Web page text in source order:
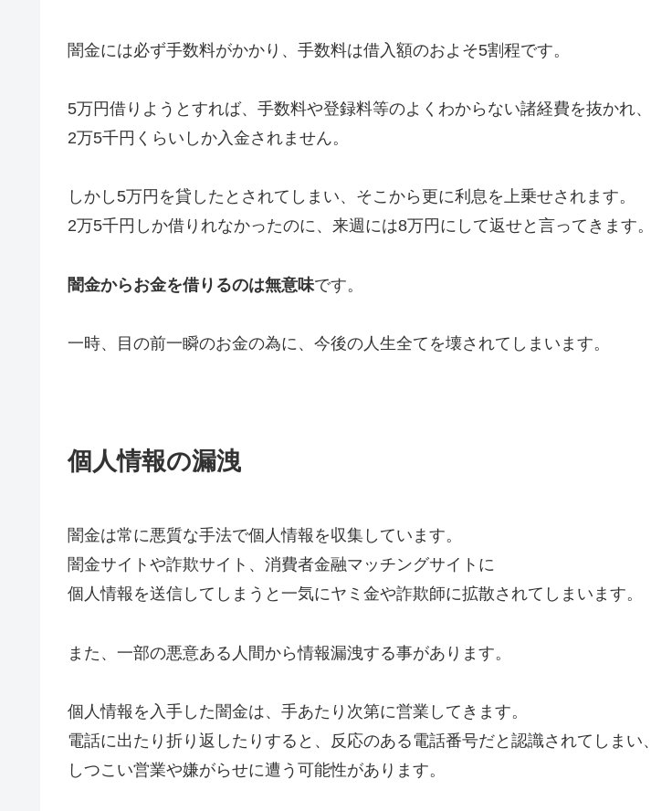
闇金には必ず手数料がかかり、手数料は借入額のおよそ5割程です。
5万円借りようとすれば、手数料や登録料等のよくわからない諸経費を抜かれ、
2万5千円くらいしか入金されません。
しかし5万円を貸したとされてしまい、そこから更に利息を上乗せされます。
2万5千円しか借りれなかったのに、来週には8万円にして返せと言ってきます。
闇金からお金を借りるのは無意味です。
一時、目の前一瞬のお金の為に、今後の人生全てを壊されてしまいます。
個人情報の漏洩
闇金は常に悪質な手法で個人情報を収集しています。
闇金サイトや詐欺サイト、消費者金融マッチングサイトに
個人情報を送信してしまうと一気にヤミ金や詐欺師に拡散されてしまいます。
また、一部の悪意ある人間から情報漏洩する事があります。
個人情報を入手した闇金は、手あたり次第に営業してきます。
電話に出たり折り返したりすると、反応のある電話番号だと認識されてしまい、
しつこい営業や嫌がらせに遭う可能性があります。